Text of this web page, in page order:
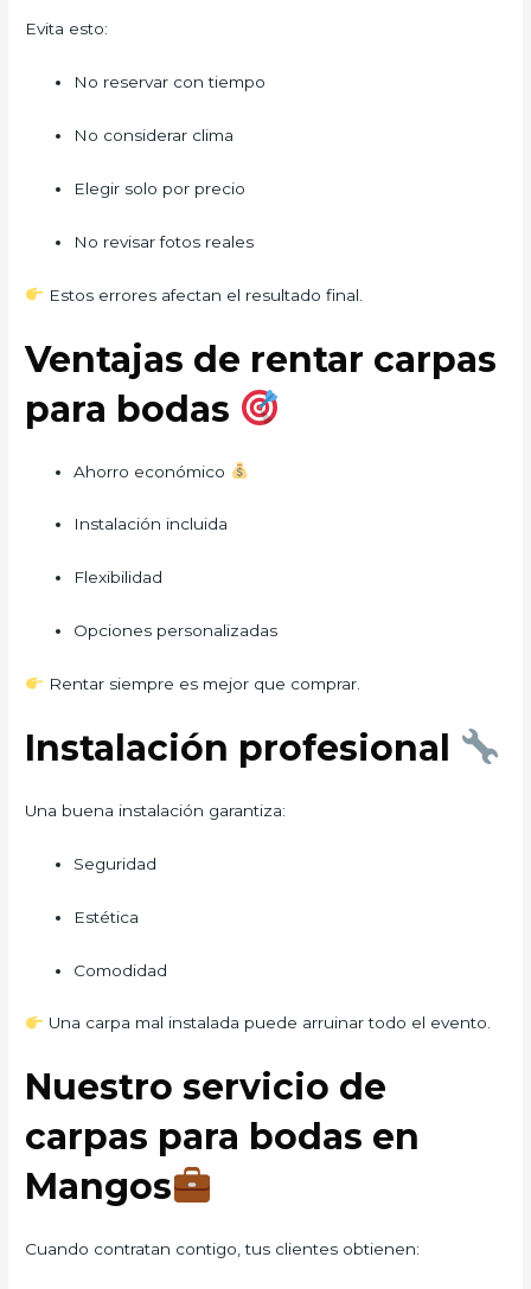
Evita esto:
No reservar con tiempo
No considerar clima
Elegir solo por precio
No revisar fotos reales
Estos errores afectan el resultado final.
Ventajas de rentar carpas
para bodas
Ahorro económico
Instalación incluida
Flexibilidad
Opciones personalizadas
Rentar siempre es mejor que comprar.
Instalación profesional
Una buena instalación garantiza:
Seguridad
Estética
Comodidad
Una carpa mal instalada puede arruinar todo el evento.
Nuestro servicio de
carpas para bodas en
Mangos
Cuando contratan contigo, tus clientes obtienen: